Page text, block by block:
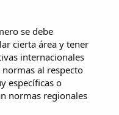
se debe
cierta área y tener
internacionales
al respecto
específicas o
normas regionales